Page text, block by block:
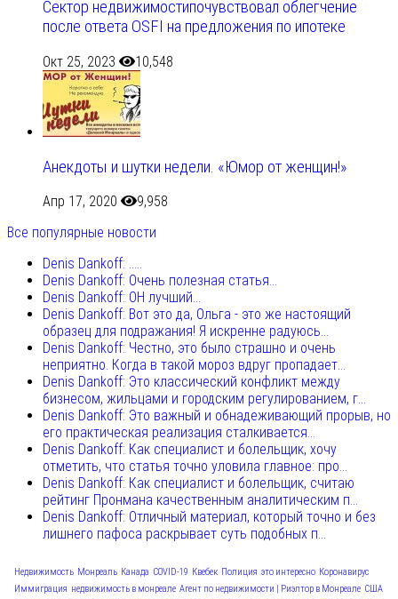
Сектор недвижимостипочувствовал облегчение
после ответа OSFI на предложения по ипотеке
Окт 25, 2023 10,548
Анекдоты и шутки недели. «Юмор от женщин!»
Апр 17, 2020
9,958
Все популярные новости
Denis Dankoff: .....
Denis Dankoff: Очень полезная статья...
Denis Dankoff: ОН лучший...
Denis Dankoff: Вот это да, Ольга - это же настоящий
образец для подражания! Я искренне радуюсь...
Denis Dankoff: Честно, это было страшно и очень
неприятно. Когда в такой мороз вдруг пропадает...
Denis Dankoff: Это классический конфликт между
бизнесом, жильцами и городским регулированием, г...
Denis Dankoff: Это важный и обнадеживающий прорыв, но
его практическая реализация сталкивается...
Denis Dankoff: Как специалист и болельщик, хочу
отметить, что статья точно уловила главное: про...
Denis Dankoff: Как специалист и болельщик, считаю
рейтинг Пронмана качественным аналитическим п...
Denis Dankoff: Отличный материал, который точно и без
лишнего пафоса раскрывает суть подобных п...
Недвижимость Монреаль Канада COVID-19 Квебек Полиция это интересно Коронавирус
Иммиграция недвижимость в монреале Агент по недвижимости | Риэлтор в Монреале США